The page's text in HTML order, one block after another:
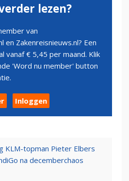
lezen?
van
en Zakenreisnieuws.nl? Een
vanaf € 5,45 per maand. Klik
'Word nu member' button
Inloggen
KLM-topman Pieter Elbers
na decemberchaos